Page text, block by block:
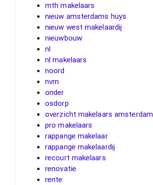
mth makelaars
nieuw amsterdams huys
nieuw west makelaardij
nieuwbouw
nl
nl makelaars
noord
nvm
onder
osdorp
overzicht makelaars amsterdam
pro makelaars
rappange makelaar
rappange makelaardij
recourt makelaars
renovatie
rente